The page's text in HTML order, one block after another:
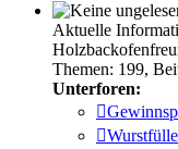
Aktuelle
Themen: 199,
Unterforen: